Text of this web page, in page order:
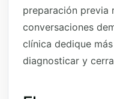
preparación previa
conversaciones
clínica dedique
diagnosticar y